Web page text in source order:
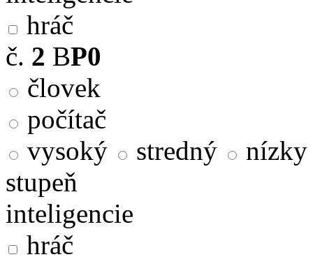
hráč
č. 2 BP0
človek
počítač
vysoký
stredný
nízky
stupeň
inteligencie
hráč